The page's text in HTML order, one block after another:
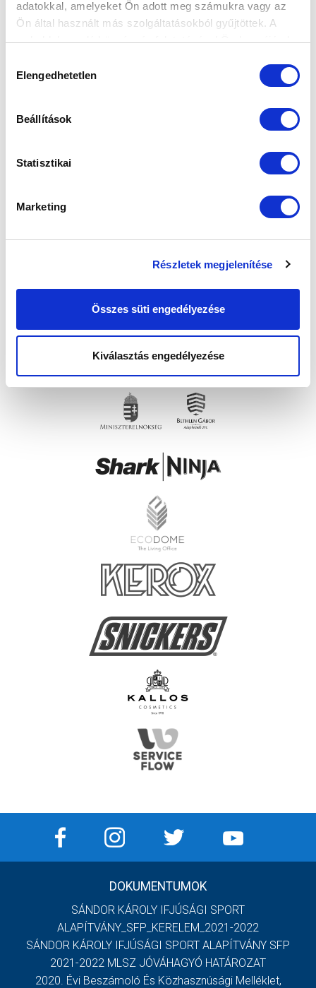
adatokkal, amelyeket Ön adott meg számukra vagy az
Ön által használt más szolgáltatásokból gyűjtöttek. A
weboldalon való böngészés folytatásával Ön hozzájárul a
kiválasztása
Elengedhetetlen
Beállítások
Statisztikai
Marketing
Részletek megjelenítése
Összes süti engedélyezése
Kiválasztás engedélyezése
DOKUMENTUMOK
SÁNDOR KÁROLY IFJÚSÁGI SPORT
ALAPÍTVÁNY_SFP_KERELEM_2021-2022
SÁNDOR KÁROLY IFJÚSÁGI SPORT ALAPÍTVÁNY SFP
2021-2022 MLSZ JÓVÁHAGYÓ HATÁROZAT
2020. Évi Beszámoló És Közhasznúsági Melléklet,